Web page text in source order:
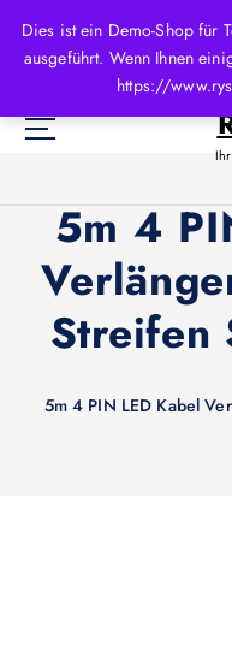
Dies ist ein Demo-Shop für
ausgeführt. Wenn Ihnen
https://
n
5m 4
5m 4 PIN LED Kabel